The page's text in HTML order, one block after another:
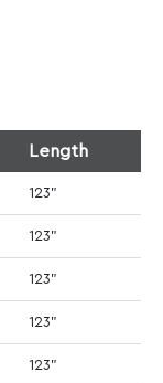
Length
123"
123"
123"
123"
123"